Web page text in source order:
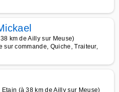
km de Ailly sur Meuse)
sur commande, Quiche, Traiteur,
(à 38 km de Ailly sur Meuse)